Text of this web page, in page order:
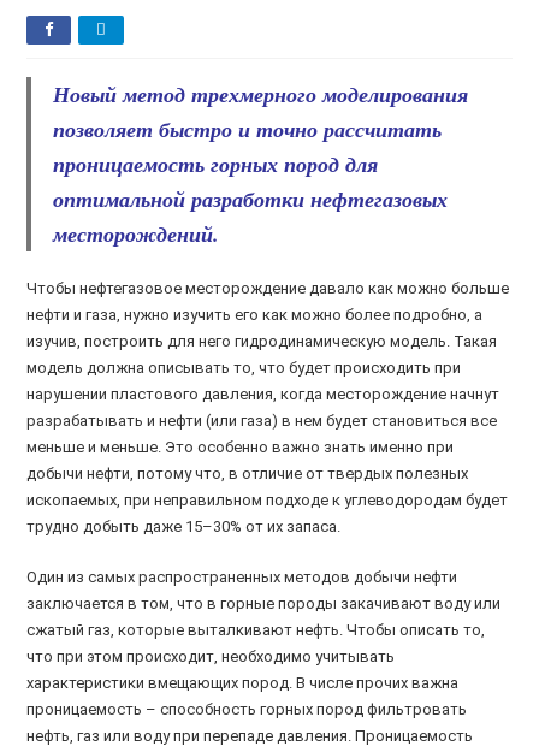
Новый метод трехмерного моделирования
позволяет быстро и точно рассчитать
проницаемость горных пород для
оптимальной разработки нефтегазовых
месторождений.
Чтобы нефтегазовое месторождение давало как можно больше
нефти и газа, нужно изучить его как можно более подробно, а
изучив, построить для него гидродинамическую модель. Такая
модель должна описывать то, что будет происходить при
нарушении пластового давления, когда месторождение начнут
разрабатывать и нефти (или газа) в нем будет становиться все
меньше и меньше. Это особенно важно знать именно при
добычи нефти, потому что, в отличие от твердых полезных
ископаемых, при неправильном подходе к углеводородам будет
трудно добыть даже 15–30% от их запаса.
Один из самых распространенных методов добычи нефти
заключается в том, что в горные породы закачивают воду или
сжатый газ, которые выталкивают нефть. Чтобы описать то,
что при этом происходит, необходимо учитывать
характеристики вмещающих пород. В числе прочих важна
проницаемость – способность горных пород фильтровать
нефть, газ или воду при перепаде давления. Проницаемость